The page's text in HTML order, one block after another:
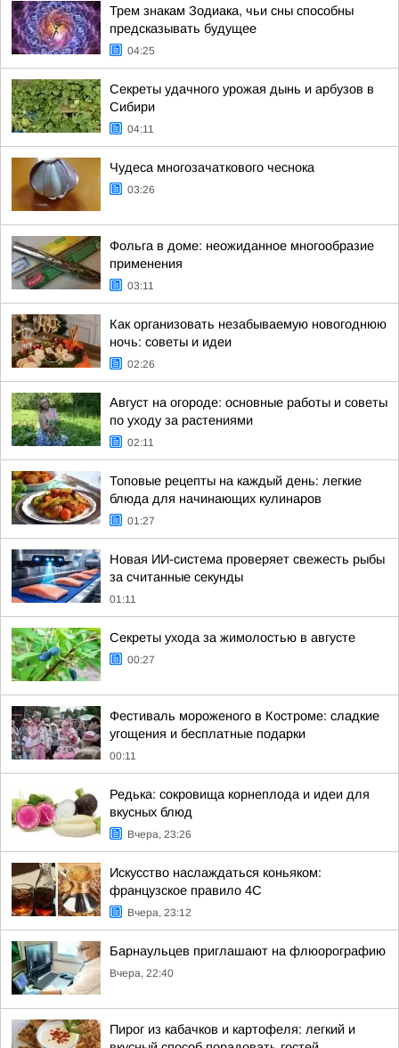
Трем знакам Зодиака, чьи сны способны
предсказывать будущее
04:25
Секреты удачного урожая дынь и арбузов в
Сибири
04:11
Чудеса многозачаткового чеснока
03:26
Фольга в доме: неожиданное многообразие
применения
03:11
Как организовать незабываемую новогоднюю
ночь: советы и идеи
02:26
Август на огороде: основные работы и советы
по уходу за растениями
02:11
Топовые рецепты на каждый день: легкие
блюда для начинающих кулинаров
01:27
Новая ИИ-система проверяет свежесть рыбы
за считанные секунды
01:11
Секреты ухода за жимолостью в августе
00:27
Фестиваль мороженого в Костроме: сладкие
угощения и бесплатные подарки
00:11
Редька: сокровища корнеплода и идеи для
вкусных блюд
Вчера, 23:26
Искусство наслаждаться коньяком:
французское правило 4С
Вчера, 23:12
Барнаульцев приглашают на флюорографию
Вчера, 22:40
Пирог из кабачков и картофеля: легкий и